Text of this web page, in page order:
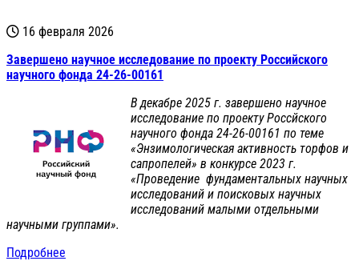
16 февраля 2026
Завершено научное исследование по проекту Российского
научного фонда 24-26-00161
В декабре 2025 г. завершено научное
исследование по проекту Россйского
научного фонда 24-26-00161 по теме
«Энзимологическая активность торфов и
сапропелей» в конкурсе 2023 г.
«Проведение фундаментальных научных
исследований и поисковых научных
исследований малыми отдельными
научными группами».
Подробнее